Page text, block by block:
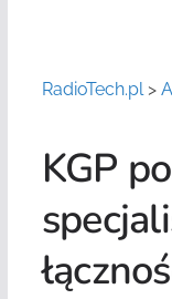
RadioTech.pl>
KGP